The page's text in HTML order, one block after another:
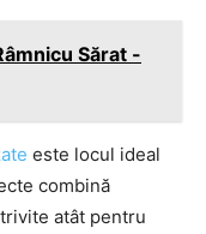
Sărat -
este locul ideal
combină
atât pentru